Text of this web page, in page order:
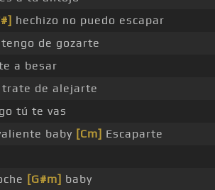
hechizo no puedo escapar
de gozarte
a besar
trate de alejarte
tú te vas
baby [Cm] Escaparte
[G#m] baby